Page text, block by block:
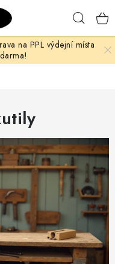
na PPL výdejní místa